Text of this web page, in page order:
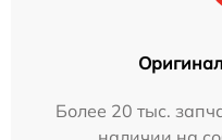
Более 20 тыс.